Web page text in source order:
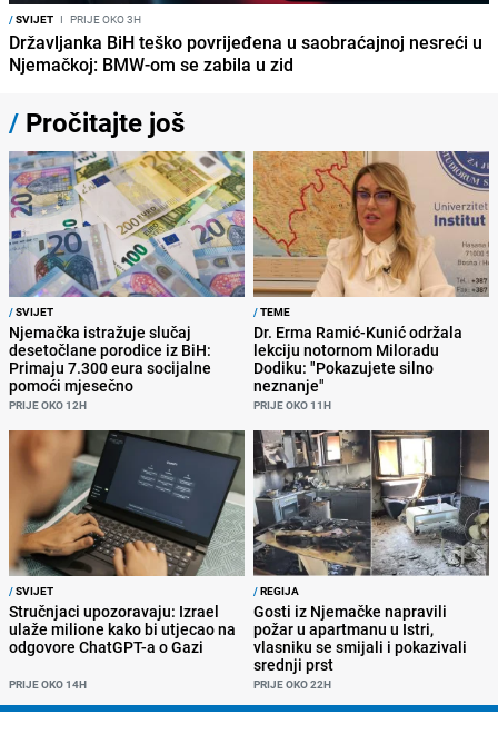
/SVIJET I PRIJE OKO 3H
Državljanka BiH teško povrijeđena u saobraćajnoj nesreći u
Njemačkoj: BMW-om se zabila u zid
/ Pročitajte još
/SVIJET
Njemačka istražuje slučaj
desetočlane porodice iz BiH:
Primaju 7.300 eura socijalne
pomoći mjesečno
PRIJE OKO 12H
/TEME
Dr. Erma Ramić-Kunić održala
lekciju notornom Miloradu
Dodiku: "Pokazujete silno
neznanje"
PRIJE OKO 11H
/SVIJET
Stručnjaci upozoravaju: Izrael
ulaže milione kako bi utjecao na
odgovore ChatGPT-a o Gazi
PRIJE OKO 14H
/REGIJA
Gosti iz Njemačke napravili
požar u apartmanu u Istri,
vlasniku se smijali i pokazivali
srednji prst
PRIJE OKO 22H